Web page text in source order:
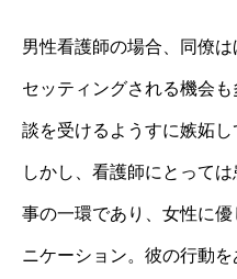
男性看護師の場合、同僚
セッティングされる機会
談を受けるようすに嫉妬し
しかし、看護師にとって
事の一環であり、女性に
ニケーション。彼の行動